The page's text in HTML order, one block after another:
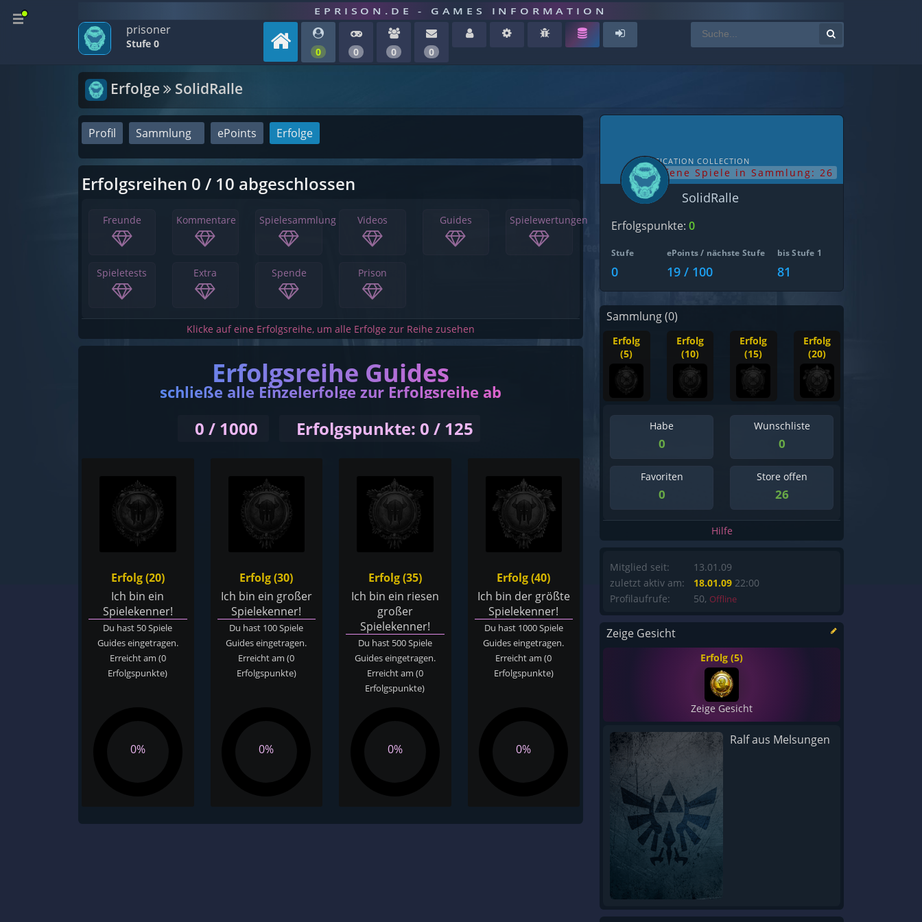
EPRISON.DE - GAMES INFORMATION
prisoner
Stufe 0
0 0 0 0
Erfolge SolidRalle
Profil Sammlung ePoints Erfolge
Erfolgsreihen 0 / 10 abgeschlossen
Freunde Kommentare Spielesammlung Videos Guides Spielewertungen
Spieletests Extra Spende Prison
Klicke auf eine Erfolgsreihe, um alle Erfolge zur Reihe zusehen
Erfolgsreihe Guides
schließe alle Einzelerfolge zur Erfolgsreihe ab
0 / 1000 Erfolgspunkte: 0 / 125
Erfolg (20)
Ich bin ein
Spielekenner!
Du hast 50 Spiele
Guides eingetragen.
Erreicht am (0
Erfolgspunkte)
0%
Erfolg (30)
Ich bin ein großer
Spielekenner!
Du hast 100 Spiele
Guides eingetragen.
Erreicht am(0
Erfolgspunkte)
0%
Erfolg (35)
Ich bin ein riesen
großer
Spielekenner!
Du hast 500 Spiele
Guides eingetragen.
Erreicht am (0
Erfolgspunkte)
0%
Erfolg (40)
Ich bin der größte
Spielekenner!
Du hast 1000 Spiele
Guides eingetragen.
Erreicht am(0
Erfolgspunkte)
0%
NOTIFICATION COLLECTION
offene Spiele in Sammlung: 26
SolidRalle
Erfolgspunkte: 0
Stufe
0
ePoints / nächste Stufe
19 / 100
bis Stufe 1
81
Sammlung (0)
Erfolg
(5)
Erfolg
(10)
Erfolg
(15)
Erfolg
(20)
Habe
0
Wunschliste
0
Favoriten
0
Store offen
26
Hilfe
Mitglied seit:
zuletzt aktiv am:
Profilaufrufe:
13.01.09
18.01.09 22:00
50, Offline
Zeige Gesicht
Erfolg (5)
Zeige Gesicht
Ralf aus Melsungen